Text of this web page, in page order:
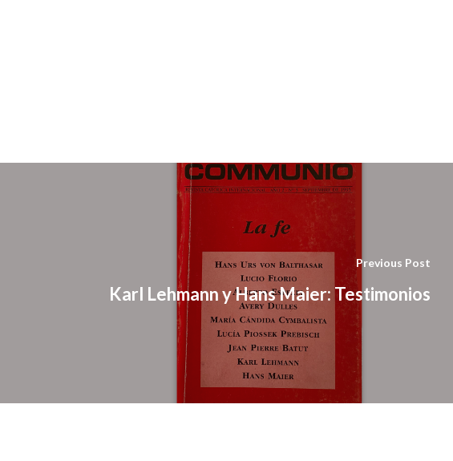
Previous Post
Karl Lehmann y Hans Maier: Testimonios